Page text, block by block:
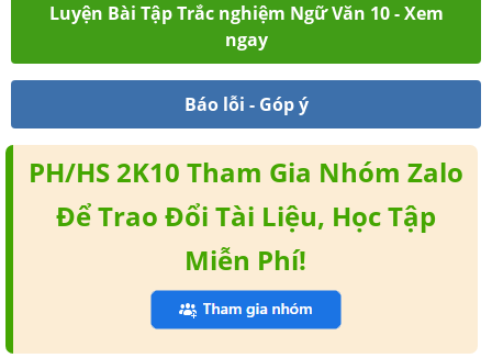
Luyện Bài Tập Trắc nghiệm Ngữ Văn 10 - Xem
ngay
Báo lỗi - Góp ý
PH/HS 2K10 Tham Gia Nhóm Zalo
Để Trao Đổi Tài Liệu, Học Tập
Miễn Phí!